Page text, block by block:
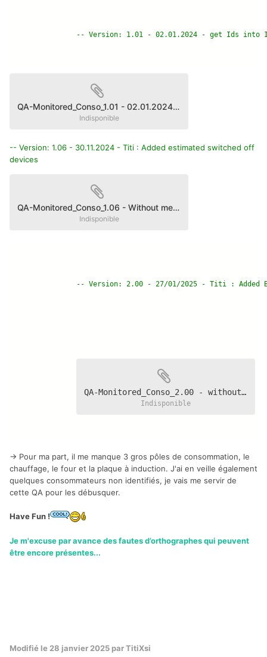
-- Version: 1.01 - 02.01.2024 - get Ids into
QA-Monitored_Conso_1.01 - 02.01.2024 without ID_Metered_Cons.fqa
Indisponible
-- Version: 1.06 - 30.11.2024 - Titi : Added estimated switched off
devices
QA-Monitored_Conso_1.06 - Without metering Devices.fqa
Indisponible
-- Version: 2.00 - 27/01/2025 - Titi : Added
QA-Monitored_Conso_2.00 - without my Ids.fqa
Indisponible
-> Pour ma part, il me manque 3 gros pôles de consommation, le
chauffage, le four et la plaque à induction. J'ai en veille également
quelques consommateurs non identifiés, je vais me servir de
cette QA pour les débusquer.
Have Fun !
Je m'excuse par avance des fautes d’orthographes qui peuvent
être encore présentes...
Modifié le 28 janvier 2025 par TitiXsi